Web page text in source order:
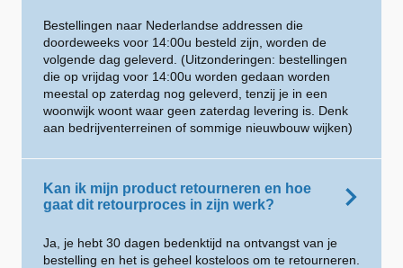
Bestellingen naar Nederlandse addressen die
doordeweeks voor 14:00u besteld zijn, worden de
volgende dag geleverd. (Uitzonderingen: bestellingen
die op vrijdag voor 14:00u worden gedaan worden
meestal op zaterdag nog geleverd, tenzij je in een
woonwijk woont waar geen zaterdag levering is. Denk
aan bedrijventerreinen of sommige nieuwbouw wijken)
Kan ik mijn product retourneren en hoe
gaat dit retourproces in zijn werk?
Ja, je hebt 30 dagen bedenktijd na ontvangst van je
bestelling en het is geheel kosteloos om te retourneren.